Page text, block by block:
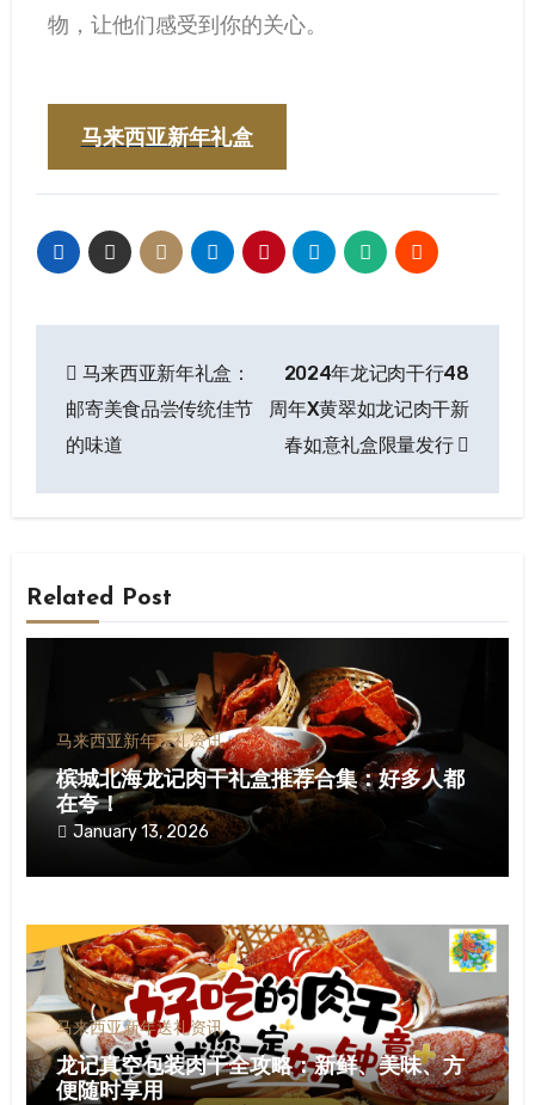
物，让他们感受到你的关心。
马来西亚新年礼盒
马来西亚新年礼盒：
邮寄美食品尝传统佳节
的味道
2024年龙记肉干行48
周年X黄翠如龙记肉干新
春如意礼盒限量发行
Related Post
马来西亚新年送礼资讯
槟城北海龙记肉干礼盒推荐合集：好多人都
在夸！
January 13, 2026
马来西亚新年送礼资讯
龙记真空包装肉干全攻略：新鲜、美味、方
便随时享用